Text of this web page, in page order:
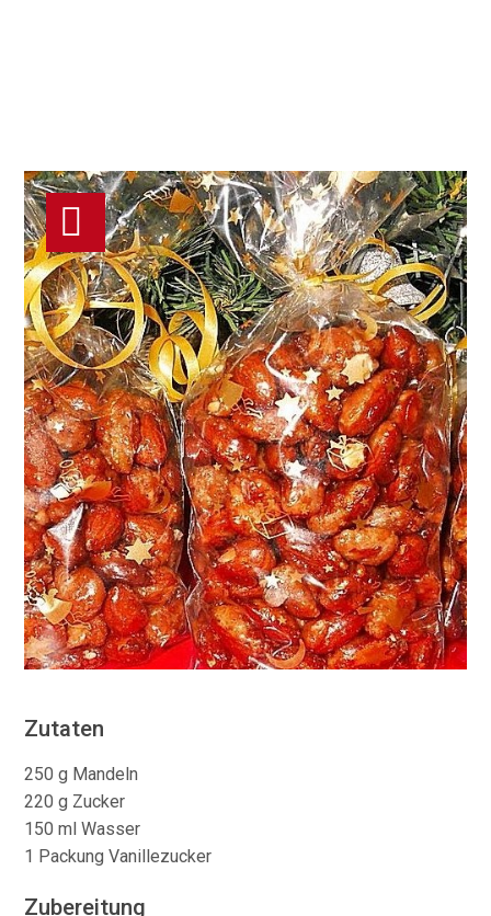
Zutaten
250 g Mandeln
220 g Zucker
150 ml Wasser
1 Packung Vanillezucker
Zubereitung